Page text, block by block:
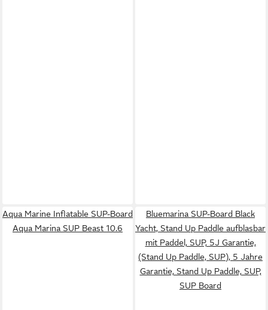
Aqua Marine Inflatable SUP-Board
Aqua Marina SUP Beast 10.6
Bluemarina SUP-Board Black
Yacht, Stand Up Paddle aufblasbar
mit Paddel, SUP, 5J Garantie,
(Stand Up Paddle, SUP), 5 Jahre
Garantie, Stand Up Paddle, SUP,
SUP Board